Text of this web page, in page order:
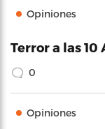
Opiniones
Terror a las 10
0
Opiniones